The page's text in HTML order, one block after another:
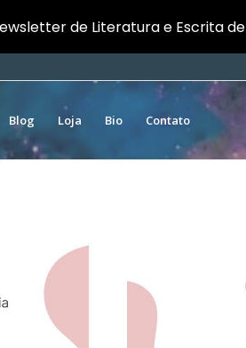
Blog Loja Bio Contato
de Literatura e Escrita